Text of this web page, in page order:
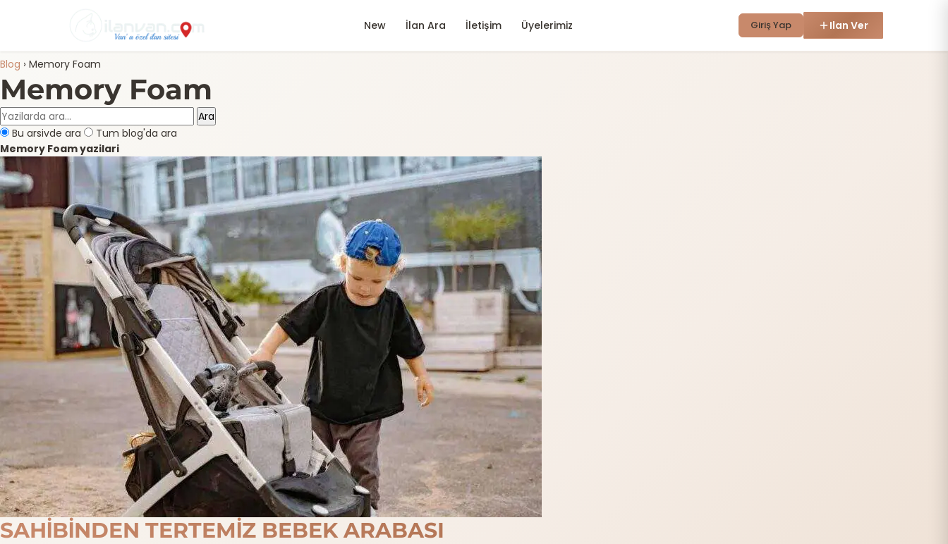
New İlan Ara İletişim Üyelerimiz Giriş Yap Ilan Ver
Blog › Memory Foam
Memory Foam
Ara
Bu arsivde ara
Tum blog'da ara
Memory Foam yazilari
SAHİBİNDEN TERTEMİZ BEBEK ARABASI